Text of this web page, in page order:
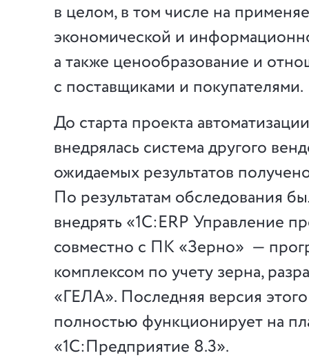
в целом, в том числе на
экономической и
а также ценообразование и
с поставщиками и покупателями.
До старта проекта
внедрялась система другого
ожидаемых результатов
По результатам обследования
внедрять «1С:ERP Управление
совместно с ПК «Зерно» —
комплексом по учету зерна,
«ГЕЛА». Последняя версия
полностью функционирует на
«1С:Предприятие 8.3».